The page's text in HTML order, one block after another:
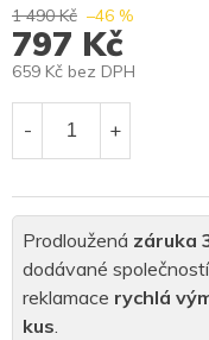
Prodloužená záruka
dodávané
reklamace rychlá
kus.
1 490 Kč –46 %
797 Kč
659 Kč bez DPH